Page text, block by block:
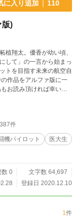
に入り追加 110
版)
植翔太。優香が幼い頃、
して」の一言から始まっ
トを目指す未来の航空自
お読み頂ければ幸いで
いてはご自身で管理の
アップしていく予定です。
件
機パイロット
医大生
数 0
文字数 64,697
登録日 2020.12.10
1件